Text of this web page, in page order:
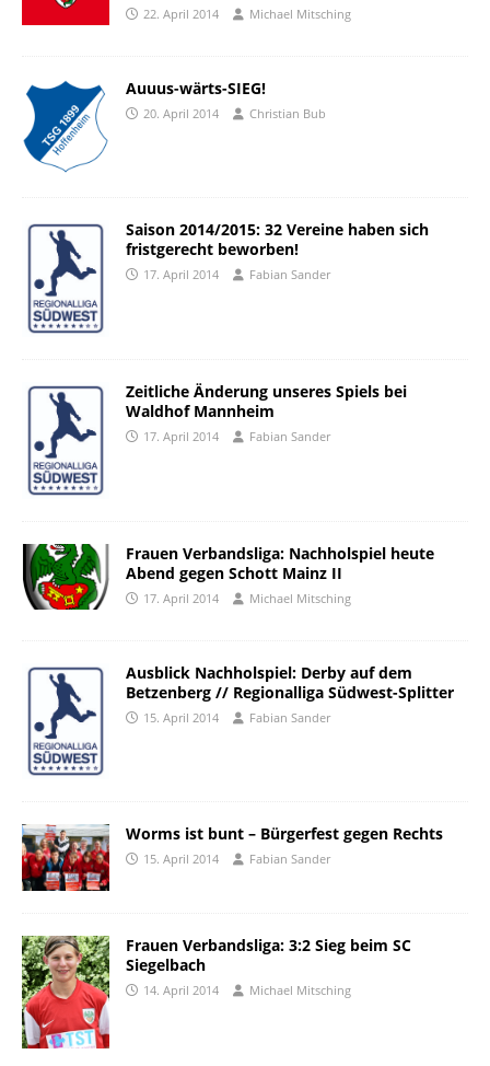
22. April 2014 Michael Mitsching
Auuus-wärts-SIEG!
20. April 2014 Christian Bub
Saison 2014/2015: 32 Vereine haben sich
fristgerecht beworben!
17. April 2014 Fabian Sander
Zeitliche Änderung unseres Spiels bei
Waldhof Mannheim
17. April 2014 Fabian Sander
Frauen Verbandsliga: Nachholspiel heute
Abend gegen Schott Mainz II
17. April 2014 Michael Mitsching
Ausblick Nachholspiel: Derby auf dem
Betzenberg // Regionalliga Südwest-Splitter
15. April 2014 Fabian Sander
Worms ist bunt – Bürgerfest gegen Rechts
15. April 2014 Fabian Sander
Frauen Verbandsliga: 3:2 Sieg beim SC
Siegelbach
14. April 2014 Michael Mitsching